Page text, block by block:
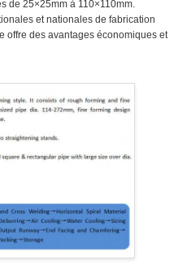
de 25×25mm à 110×110mm.
et nationales de fabrication
offre des avantages économiques et